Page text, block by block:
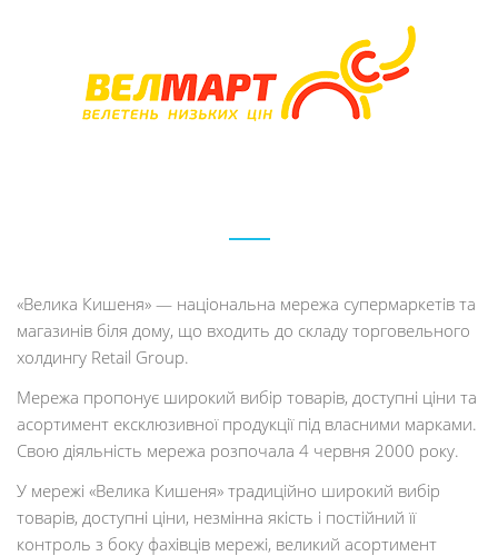
«Велика Кишеня» — національна мережа супермаркетів та
магазинів біля дому, що входить до складу торговельного
холдингу Retail Group.
Мережа пропонує широкий вибір товарів, доступні ціни та
асортимент ексклюзивної продукції під власними марками.
Свою діяльність мережа розпочала 4 червня 2000 року.
У мережі «Велика Кишеня» традиційно широкий вибір
товарів, доступні ціни, незмінна якість і постійний її
контроль з боку фахівців мережі, великий асортимент